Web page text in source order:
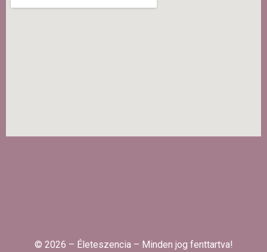
© 2026 – Életeszencia – Minden jog fenttartva!